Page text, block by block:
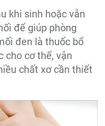
khi sinh hoặc vẫn
để giúp phòng
đen là thuốc bổ
cho cơ thể, vận
chất xơ cần thiết